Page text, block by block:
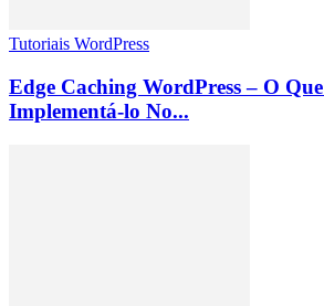
Tutoriais WordPress
Edge Caching WordPress – O
Implementá-lo No...